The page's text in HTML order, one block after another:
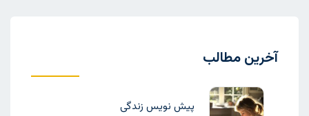
آخرین مطالب
پیش نویس زندگی